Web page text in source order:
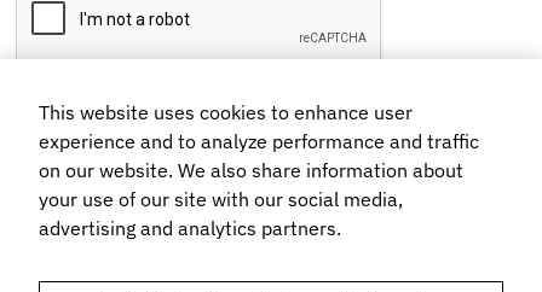
This website uses cookies to enhance user
experience and to analyze performance and traffic
on our website. We also share information about
your use of our site with our social media,
advertising and analytics partners.